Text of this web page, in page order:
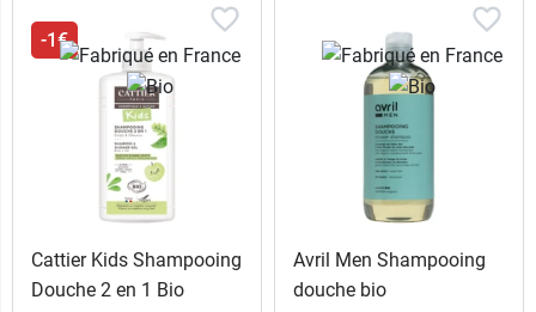
-1€
Cattier Kids Shampooing
Douche 2 en 1 Bio
Avril Men Shampooing
douche bio